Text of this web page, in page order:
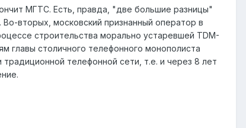
МГТС. Есть, правда, "две большие разницы"
вторых, московский признанный оператор в
строительства морально устаревшей TDM-
главы столичного телефонного монополиста
телефонной сети, т.е. и через 8 лет